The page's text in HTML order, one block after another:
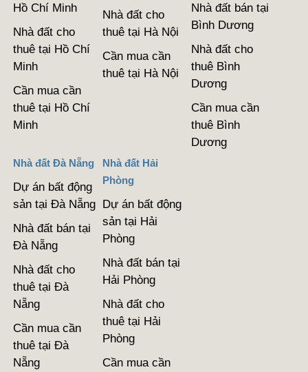
Hồ Chí Minh
Nhà đất cho
thuê tại Hồ Chí
Minh
Cần mua cần
thuê tại Hồ Chí
Minh
Nhà đất cho
thuê tại Hà Nội
Cần mua cần
thuê tại Hà Nội
Nhà đất bán tại
Bình Dương
Nhà đất cho
thuê Bình
Dương
Cần mua cần
thuê Bình
Dương
Nhà đất Đà Nẵng
Dự án bất động
sản tại Đà Nẵng
Nhà đất bán tại
Đà Nẵng
Nhà đất cho
thuê tại Đà
Nẵng
Cần mua cần
thuê tại Đà
Nẵng
Nhà đất Hải
Phòng
Dự án bất động
sản tại Hải
Phòng
Nhà đất bán tại
Hải Phòng
Nhà đất cho
thuê tại Hải
Phòng
Cần mua cần